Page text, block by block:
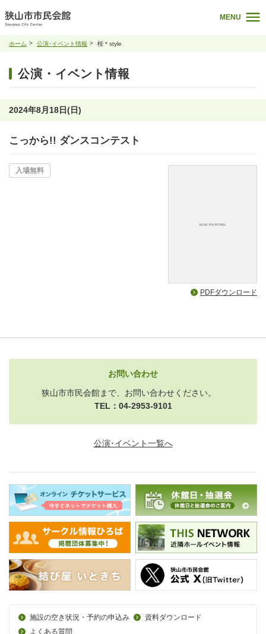
MENU
ホーム 公演･イベント情報 桜＊style
公演・イベント情報
2024年8月18日(日)
こっから!! ダンスコンテスト
入場無料
PDFダウンロード
お問い合わせ
狭山市市民会館まで、お問い合わせください。
TEL：04-2953-9101
公演･イベント一覧へ
施設の空き状況・予約の申込み
資料ダウンロード
よくある質問